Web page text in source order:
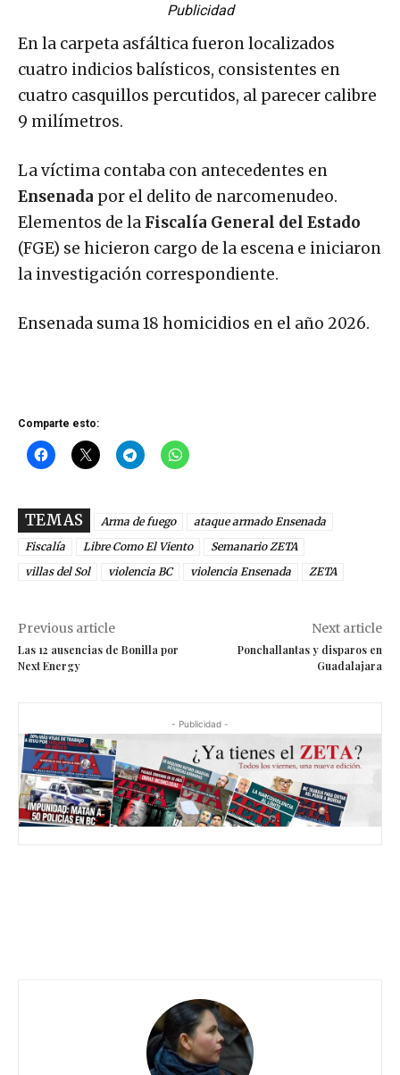
Publicidad
En la carpeta asfáltica fueron localizados
cuatro indicios balísticos, consistentes en
cuatro casquillos percutidos, al parecer calibre
9 milímetros.
La víctima contaba con antecedentes en
Ensenada por el delito de narcomenudeo.
Elementos de la Fiscalía General del Estado
(FGE) se hicieron cargo de la escena e iniciaron
la investigación correspondiente.
Ensenada suma 18 homicidios en el año 2026.
Comparte esto:
TEMAS Arma de fuego
ataque armado Ensenada
Fiscalía
Libre Como El Viento
Semanario ZETA
villas del Sol
violencia BC violencia Ensenada ZETA
Previous article
Las 12 ausencias de Bonilla por
Next Energy
Next article
Ponchallantas y disparos en
Guadalajara
- Publicidad -